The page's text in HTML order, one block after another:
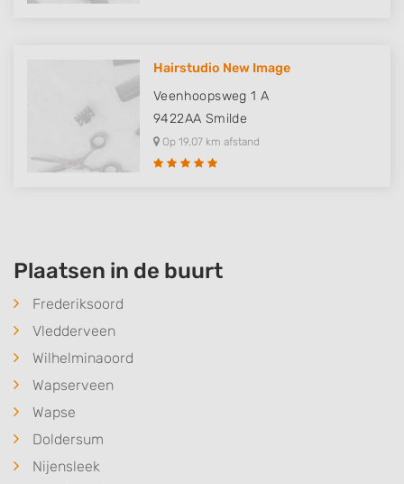
Hairstudio New Image
Veenhoopsweg 1 A
9422AA Smilde
Op 19,07 km afstand
Plaatsen in de buurt
Frederiksoord
Vledderveen
Wilhelminaoord
Wapserveen
Wapse
Doldersum
Nijensleek